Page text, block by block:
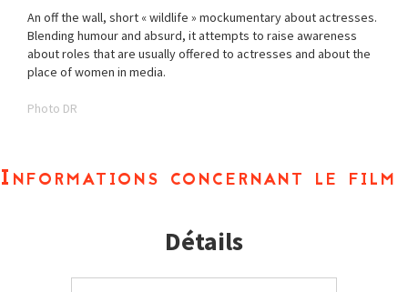
An off the wall, short « wildlife » mockumentary about actresses.
Blending humour and absurd, it attempts to raise awareness
about roles that are usually offered to actresses and about the
place of women in media.
Photo DR
Informations concernant le film
Détails